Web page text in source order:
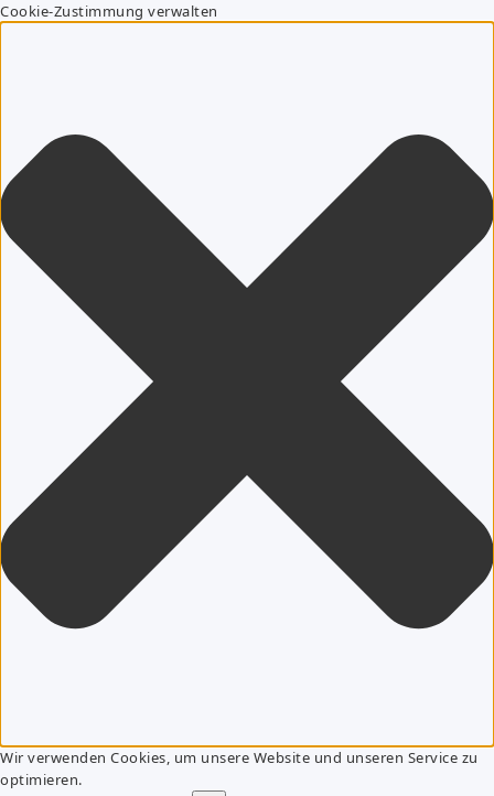
Cookie-Zustimmung verwalten
Wir verwenden Cookies, um unsere Website und unseren Service zu
optimieren.